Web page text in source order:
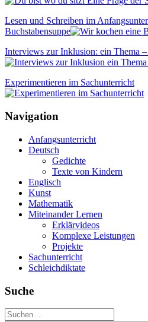
Lesen und Schreiben im
Buchstabensuppe
Interviews zur Inklusion: ein Thema
Experimentieren im Sachunterricht
Navigation
Anfangsunterricht
Deutsch
Gedichte
Texte von Kindern
Englisch
Kunst
Mathematik
Miteinander Lernen
Erklärvideos
Komplexe Leistungen
Projekte
Sachunterricht
Schleichdiktate
Suche
Suchen